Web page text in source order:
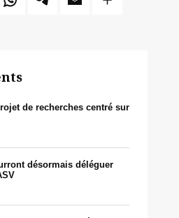
de recherches centré sur
désormais déléguer